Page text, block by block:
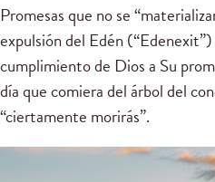
Promesas que no se
expulsión del Edén
cumplimiento de Dios a Su
día que comiera del árbol del
“ciertamente morirás”.